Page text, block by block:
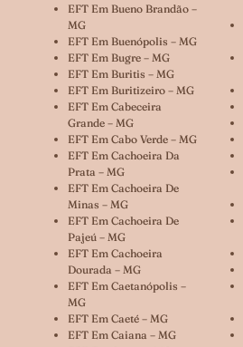
EFT Em Bueno Brandão –
MG
EFT Em Buenópolis – MG
EFT Em Bugre – MG
EFT Em Buritis – MG
EFT Em Buritizeiro – MG
EFT Em Cabeceira
Grande – MG
EFT Em Cabo Verde – MG
EFT Em Cachoeira Da
Prata – MG
EFT Em Cachoeira De
Minas – MG
EFT Em Cachoeira De
Pajeú – MG
EFT Em Cachoeira
Dourada – MG
EFT Em Caetanópolis –
MG
EFT Em Caeté – MG
EFT Em Caiana – MG